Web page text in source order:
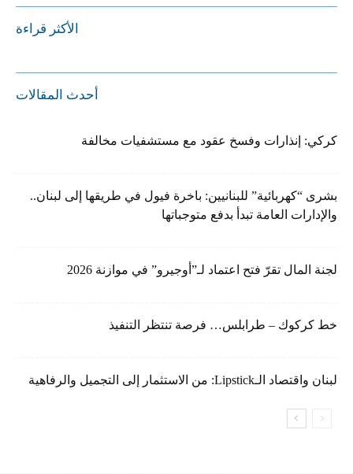
الأكثر قراءة
أحدث المقالات
كركي: إنذارات وفسخ عقود مع مستشفيات مخالفة
بشرى “كهربائية” للبنانيين: باخرة فيول في طريقها إلى لبنان..
والإدارات العامة تبدأ بدفع متوجباتها
لجنة المال تقرّ فتح اعتماد لـ”أوجيرو” في موازنة 2026
خط كركوك – طرابلس… فرصة تنتظر التنفيذ
لبنان واقتصاد الـLipstick: من الاستثمار إلى التجميل والرفاهية